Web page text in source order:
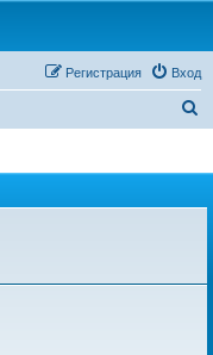
Вход
Регистрация